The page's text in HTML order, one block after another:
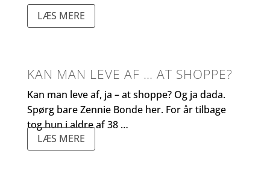
LÆS MERE
KAN MAN LEVE AF … AT SHOPPE?
Kan man leve af, ja – at shoppe? Og ja dada.
Spørg bare Zennie Bonde her. For år tilbage
tog hun i aldre af 38 …
LÆS MERE